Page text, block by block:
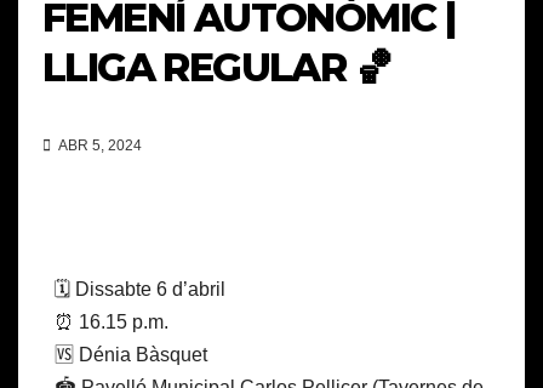
FEMENÍ AUTONÒMIC |
LLIGA REGULAR 🏀
ABR 5, 2024
🗓️ Dissabte 6 d’abril
⏰ 16.15 p.m.
🆚 Dénia Bàsquet